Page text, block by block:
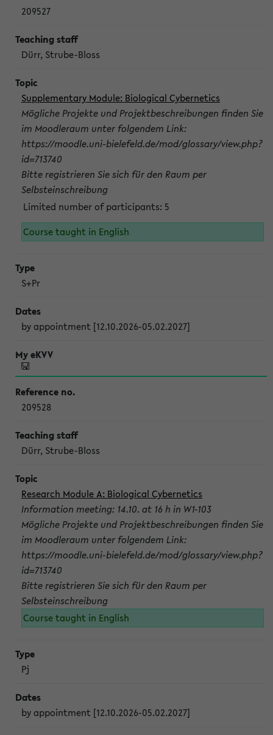
209527
Dürr, Strube-Bloss
Supplementary Module: Biological Cybernetics
Mögliche Projekte und Projektbeschreibungen finden Sie
im Moodleraum unter folgendem Link:
https://moodle.uni-bielefeld.de/mod/glossary/view.php?
id=713740
Bitte registrieren Sie sich für den Raum per
Selbsteinschreibung
Limited number of participants: 5
Course taught in English
S+Pr
by appointment [12.10.2026-05.02.2027]
209528
Dürr, Strube-Bloss
Research Module A: Biological Cybernetics
Information meeting: 14.10. at 16 h in W1-103
Mögliche Projekte und Projektbeschreibungen finden Sie
im Moodleraum unter folgendem Link:
https://moodle.uni-bielefeld.de/mod/glossary/view.php?
id=713740
Bitte registrieren Sie sich für den Raum per
Selbsteinschreibung
Course taught in English
Pj
by appointment [12.10.2026-05.02.2027]